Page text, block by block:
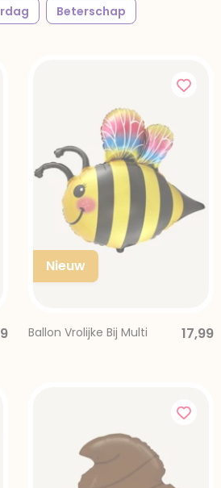
Beterschap
Nieuw
Ballon Vrolijke Bij Multi 17,99